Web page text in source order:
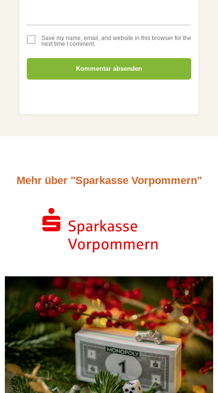
Save my name, email, and website in this browser for the
next time I comment.
Kommentar absenden
Mehr über "Sparkasse Vorpommern"